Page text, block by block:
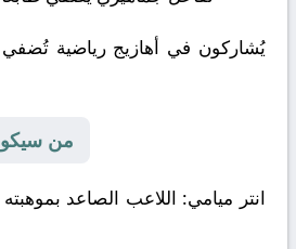
من
انتر ميامي: اللاعب الصاعد